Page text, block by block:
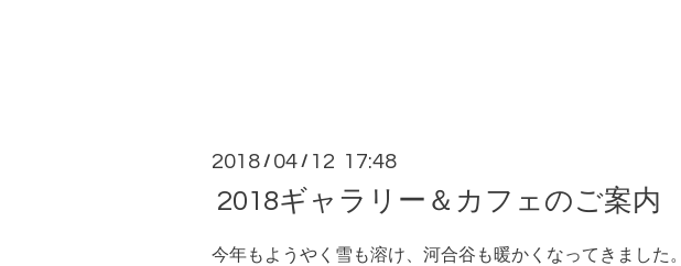
2018 / 04 / 12 17:48
2018ギャラリー＆カフェのご案内
今年もようやく雪も溶け、河合谷も暖かくなってきました。